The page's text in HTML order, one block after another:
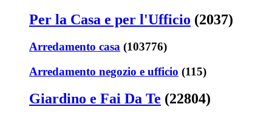
Per la Casa e per l'Ufficio (2037)
Arredamento casa (103776)
Arredamento negozio e ufficio (115)
Giardino e Fai Da Te (22804)